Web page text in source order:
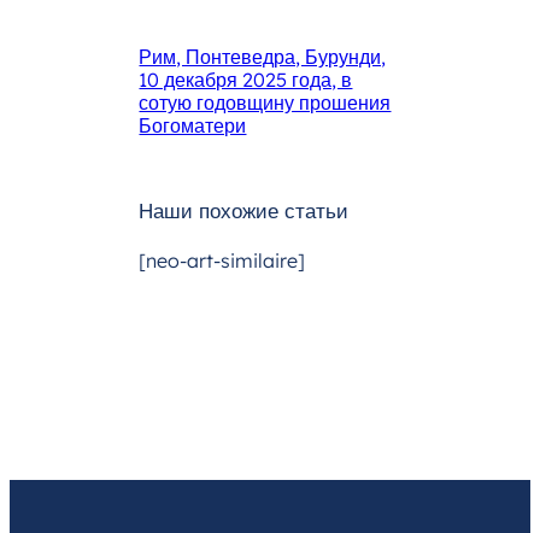
Рим, Понтеведра, Бурунди,
10 декабря 2025 года, в
сотую годовщину прошения
Богоматери
Наши похожие статьи
[neo-art-similaire]